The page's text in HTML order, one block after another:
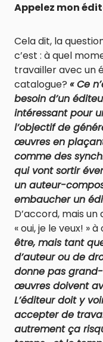
Appelez mon
Cela dit, la
c’est : à quel
travailler avec un
catalogue? « Ce
besoin d’un
intéressant pour
l’objectif de
œuvres en
comme des
qui vont sortir
un auteur-
embaucher un
D’accord, mais
« oui, je le veux! »
être, mais tant
d’auteur ou de
donne pas grand-
œuvres doivent
L’éditeur doit y
accepter de
autrement ça